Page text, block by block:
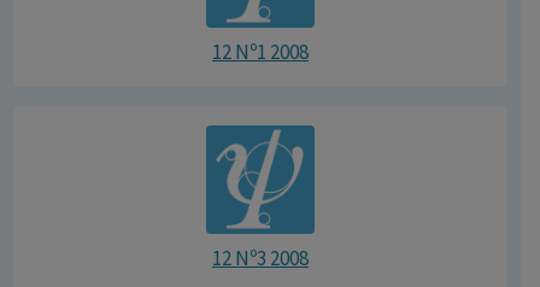
12 Nº1 2008
12 Nº3 2008